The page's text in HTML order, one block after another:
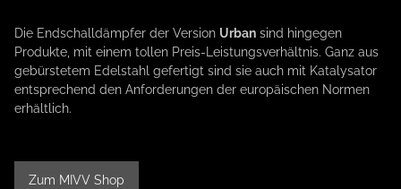
Die Endschalldämpfer der Version Urban sind hingegen
Produkte, mit einem tollen Preis-Leistungsverhältnis. Ganz aus
gebürstetem Edelstahl gefertigt sind sie auch mit Katalysator
entsprechend den Anforderungen der europäischen Normen
erhältlich.
Zum MIVV Shop